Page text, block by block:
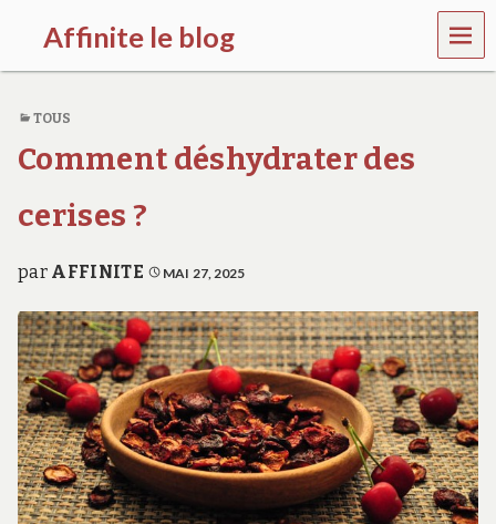
Affinite le blog
e
p
l
u
s
i
MEN
U
TOUS
Comment déshydrater des
cerises ?
par AFFINITE MAI 27, 2025